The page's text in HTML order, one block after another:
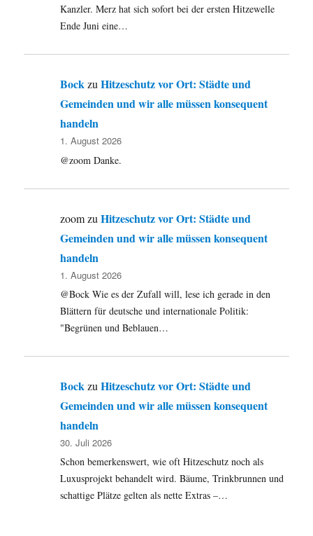
Kanzler. Merz hat sich sofort bei der ersten Hitzewelle
Ende Juni eine…
BockzuHitzeschutz vor Ort: Städte und
Gemeinden und wir alle müssen konsequent
handeln
1. August 2026
@zoom Danke.
zoomzuHitzeschutz vor Ort: Städte und
Gemeinden und wir alle müssen konsequent
handeln
1. August 2026
@Bock Wie es der Zufall will, lese ich gerade in den
Blättern für deutsche und internationale Politik:
"Begrünen und Beblauen…
Bock zuHitzeschutz vor Ort: Städte und
Gemeinden und wir alle müssen konsequent
handeln
30. Juli 2026
Schon bemerkenswert, wie oft Hitzeschutz noch als
Luxusprojekt behandelt wird. Bäume, Trinkbrunnen und
schattige Plätze gelten als nette Extras –…